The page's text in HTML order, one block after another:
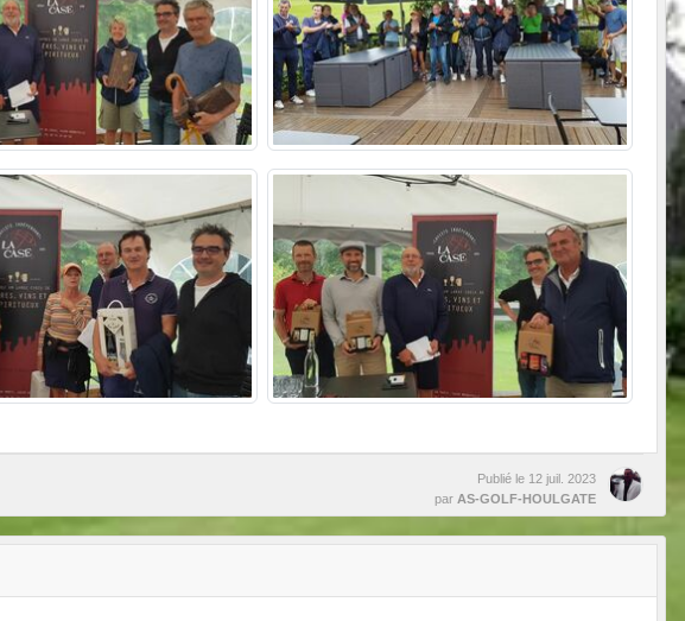
Publié le 12 juil. 2023
par AS-GOLF-HOULGATE